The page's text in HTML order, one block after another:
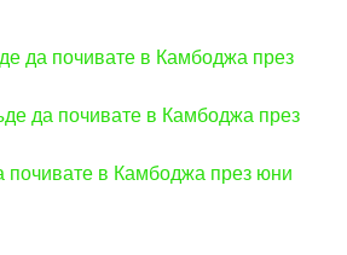
да почивате в Камбоджа през
да почивате в Камбоджа през
в Камбоджа през юни